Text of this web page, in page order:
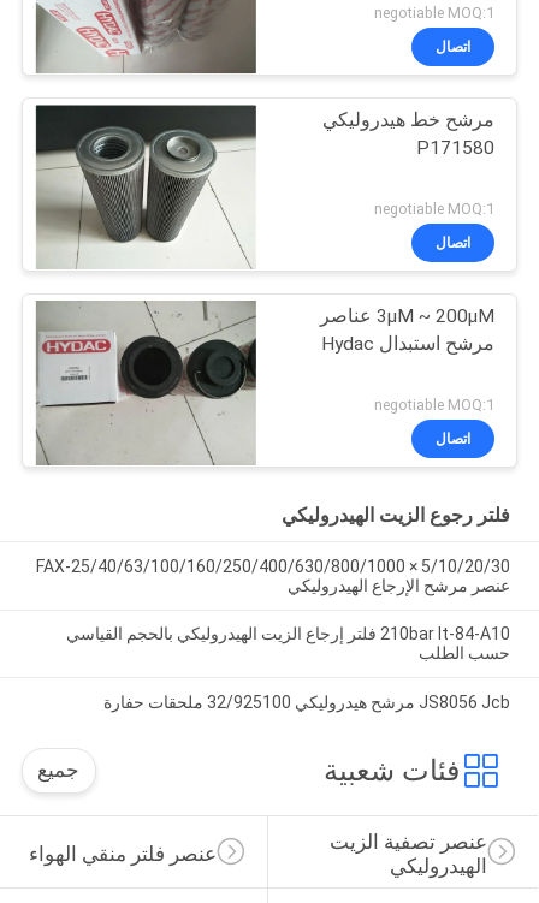
negotiable MOQ:1
اتصال
مرشح خط هيدروليكي
P171580
negotiable MOQ:1
اتصال
3μM ~ 200μM عناصر
مرشح استبدال Hydac
negotiable MOQ:1
اتصال
فلتر رجوع الزيت الهيدروليكي
FAX-25/40/63/100/160/250/400/630/800/1000 × 5/10/20/30
عنصر مرشح الإرجاع الهيدروليكي
210bar It-84-A10 فلتر إرجاع الزيت الهيدروليكي بالحجم القياسي
حسب الطلب
JS8056 Jcb مرشح هيدروليكي 32/925100 ملحقات حفارة
فئات شعبية جميع
عنصر فلتر منقي الهواء
عنصر تصفية الزيت
الهيدروليكي